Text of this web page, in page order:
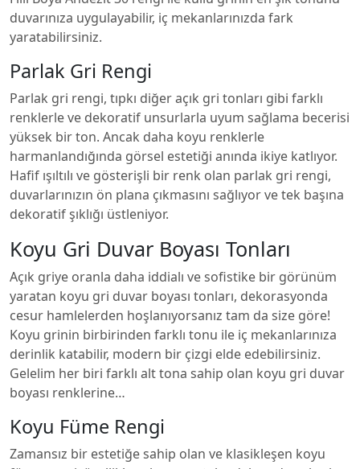
duvarınıza uygulayabilir, iç mekanlarınızda fark
yaratabilirsiniz.
Parlak Gri Rengi
Parlak gri rengi, tıpkı diğer açık gri tonları gibi farklı
renklerle ve dekoratif unsurlarla uyum sağlama becerisi
yüksek bir ton. Ancak daha koyu renklerle
harmanlandığında görsel estetiği anında ikiye katlıyor.
Hafif ışıltılı ve gösterişli bir renk olan parlak gri rengi,
duvarlarınızın ön plana çıkmasını sağlıyor ve tek başına
dekoratif şıklığı üstleniyor.
Koyu Gri Duvar Boyası Tonları
Açık griye oranla daha iddialı ve sofistike bir görünüm
yaratan koyu gri duvar boyası tonları, dekorasyonda
cesur hamlelerden hoşlanıyorsanız tam da size göre!
Koyu grinin birbirinden farklı tonu ile iç mekanlarınıza
derinlik katabilir, modern bir çizgi elde edebilirsiniz.
Gelelim her biri farklı alt tona sahip olan koyu gri duvar
boyası renklerine…
Koyu Füme Rengi
Zamansız bir estetiğe sahip olan ve klasikleşen koyu